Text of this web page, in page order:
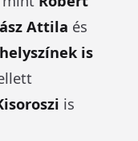
Attila és
is
is